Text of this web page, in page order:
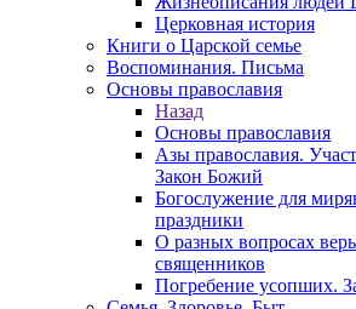
Церковная история
Книги о Царской семье
Воспоминания. Письма
Основы православия
Назад
Основы православия
Азы православия.
Закон Божий
Богослужение для
праздники
О разных вопросах
священников
Погребение усопших.